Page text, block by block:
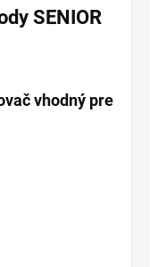
SENIOR
vhodný pre